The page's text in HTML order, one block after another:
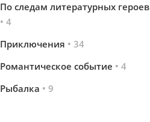
По следам литературных героев
• 4
Приключения • 34
Романтическое событие • 4
Рыбалка • 9